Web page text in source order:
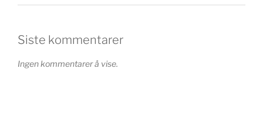
Siste kommentarer
Ingen kommentarer å vise.